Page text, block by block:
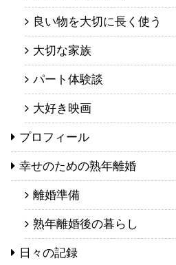
良い物を大切に長く使う
大切な家族
パート体験談
大好き映画
プロフィール
幸せのための熟年離婚
離婚準備
熟年離婚後の暮らし
日々の記録